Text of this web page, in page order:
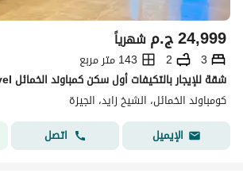
ج.م24,999 شهرياً
3
2
143 متر مربع
كومباوند الخمائل، الشيخ زايد، الجيزة
الإيميل
اتصل